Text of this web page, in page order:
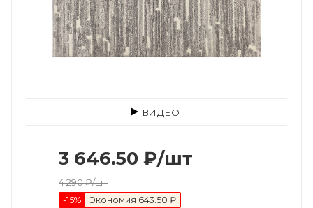
ВИДЕО
3 646.50 ₽/шт
4 290₽/шт
-15% Экономия 643.50 ₽